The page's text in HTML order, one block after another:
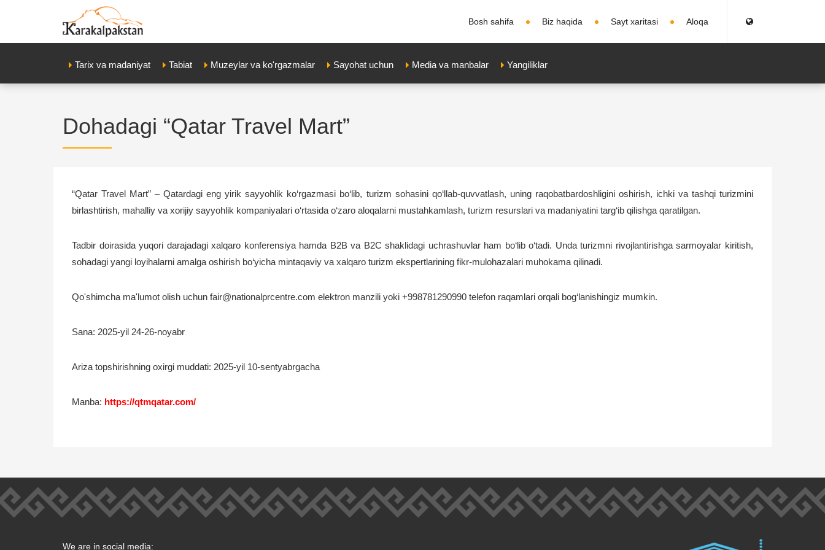
Bosh sahifa Biz haqida Sayt xaritasi Aloqa
Tarix va madaniyat Tabiat Muzeylar va ko'rgazmalar Sayohat uchun Media va manbalar Yangiliklar
Dohadagi “Qatar Travel Mart”
“Qatar Travel Mart” – Qatardagi eng yirik sayyohlik ko‘rgazmasi bo‘lib, turizm sohasini qo‘llab-quvvatlash, uning raqobatbardoshligini oshirish, ichki va tashqi turizmini
birlashtirish, mahalliy va xorijiy sayyohlik kompaniyalari o‘rtasida o‘zaro aloqalarni mustahkamlash, turizm resurslari va madaniyatini targ‘ib qilishga qaratilgan.
Tadbir doirasida yuqori darajadagi xalqaro konferensiya hamda B2B va B2C shaklidagi uchrashuvlar ham bo‘lib o‘tadi. Unda turizmni rivojlantirishga sarmoyalar kiritish,
sohadagi yangi loyihalarni amalga oshirish bo‘yicha mintaqaviy va xalqaro turizm ekspertlarining fikr-mulohazalari muhokama qilinadi.
Qo'shimcha ma'lumot olish uchun fair@nationalprcentre.com elektron manzili yoki +998781290990 telefon raqamlari orqali bog‘lanishingiz mumkin.
Sana: 2025-yil 24-26-noyabr
Ariza topshirishning oxirgi muddati: 2025-yil 10-sentyabrgacha
Manba: https://qtmqatar.com/
We are in social media: